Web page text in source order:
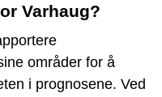
Varhaug?
områder for å
i prognosene. Ved